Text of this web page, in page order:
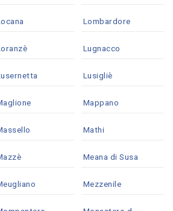
Lombardore
Lugnacco
Lusigliè
Mappano
Mathi
Meana di Susa
Mezzenile